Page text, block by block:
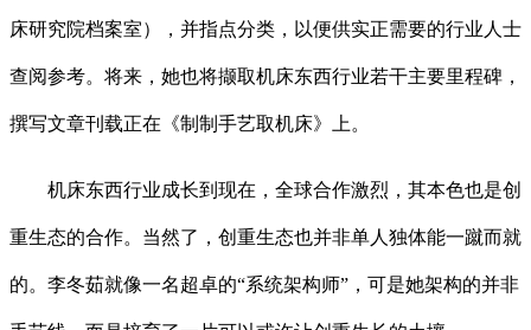
床研究院档案室），并指点分类，以便供实正需要的行业人士
查阅参考。将来，她也将撷取机床东西行业若干主要里程碑，
撰写文章刊载正在《制制手艺取机床》上。
机床东西行业成长到现在，全球合作激烈，其本色也是创
重生态的合作。当然了，创重生态也并非单人独体能一蹴而就
的。李冬茹就像一名超卓的“系统架构师”，可是她架构的并非